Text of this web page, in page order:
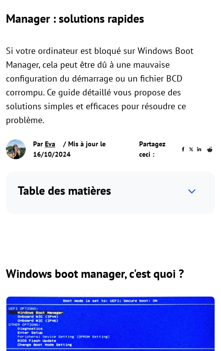
Manager : solutions rapides
Si votre ordinateur est bloqué sur Windows Boot
Manager, cela peut être dû à une mauvaise
configuration du démarrage ou un fichier BCD
corrompu. Ce guide détaillé vous propose des
solutions simples et efficaces pour résoudre ce
problème.
Par Eva
/ Mis à jour le
16/10/2024
Partagez
ceci :
Table des matières
Windows boot manager, c'est quoi ?